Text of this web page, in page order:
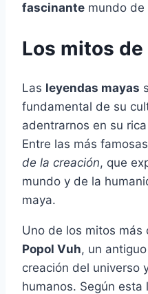
fascinante mundo de
Los mitos
Las leyendas mayas
fundamental de su
adentrarnos en su
Entre las más
de la creación, que
mundo y de la
maya.
Uno de los mitos más
Popol Vuh, un
creación del universo
humanos. Según esta